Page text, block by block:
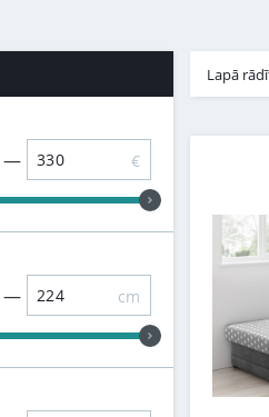
— €
— cm
Lapā